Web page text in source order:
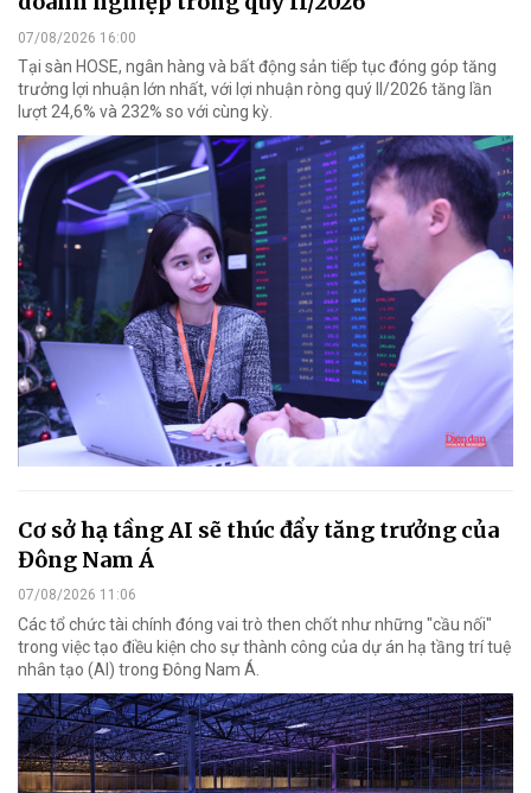
07/08/2026 16:00
Tại sàn HOSE, ngân hàng và bất động sản tiếp tục đóng góp tăng
trưởng lợi nhuận lớn nhất, với lợi nhuận ròng quý II/2026 tăng lần
lượt 24,6% và 232% so với cùng kỳ.
Cơ sở hạ tầng AI sẽ thúc đẩy tăng trưởng của
Đông Nam Á
07/08/2026 11:06
Các tổ chức tài chính đóng vai trò then chốt như những "cầu nối"
trong việc tạo điều kiện cho sự thành công của dự án hạ tầng trí tuệ
nhân tạo (AI) trong Đông Nam Á.